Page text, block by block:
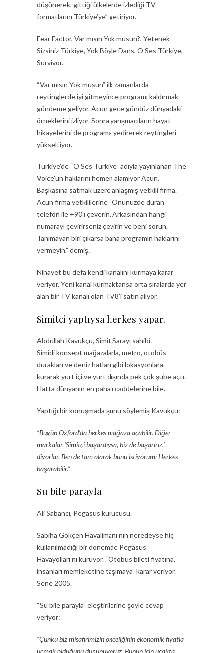
düşünerek, gittiği ülkelerde izlediği TV
formatlarını Türkiye’ye” getiriyor.
Fear Factor, Var mısın Yok musun?, Yetenek
Sizsiniz Türkiye, Yok Böyle Dans, O Ses Türkiye,
Survivor.
“Var mısın Yok musun” ilk zamanlarda
reytinglerde iyi gitmeyince programı kaldırmak
gündeme geliyor. Acun gece gündüz dünyadaki
örneklerini izliyor. Sonra yarışmacıların hayat
hikayelerini de programa yedirerek reytingleri
yükseltiyor.
Türkiye’de “O Ses Türkiye” adıyla yayınlanan The
Voice’un haklarını hemen alamıyor Acun.
Başkasına satmak üzere anlaşmış yetkili firma.
Acun firma yetkililerine “Önünüzde duran
telefon ile +90’ı çeverin. Arkasından hangi
numarayı çevirirseniz çevirin ve beni sorun.
Tanımayan biri çıkarsa bana programın haklarını
vermeyin.” demiş.
Nihayet bu defa kendi kanalını kurmaya karar
veriyor. Yeni kanal kurmaktansa orta sıralarda yer
alan bir TV kanalı olan TV8’i satın alıyor.
Simitçi yaptıysa herkes yapar.
Abdullah Kavukçu, Simit Sarayı sahibi.
Simidi konsept mağazalarla, metro, otobüs
durakları ve deniz hatları gibi lokasyonlara
kurarak yurt içi ve yurt dışında pek çok şube açtı.
Hatta dünyanın en pahalı caddelerine bile.
Yaptığı bir konuşmada şunu söylemiş Kavukçu:
“Bugün Oxford’da herkes mağaza açabilir. Diğer
markalar ‘Simitçi başardıysa, biz de başarırız.’
diyorlar. Ben de tam olarak bunu istiyorum: Herkes
başarabilir.”
Su bile parayla
Ali Sabancı, Pegasus kurucusu.
Sabiha Gökçen Havalimanı’nın neredeyse hiç
kullanılmadığı bir dönemde Pegasus
Havayolları’nı kuruyor. “Otobüs bileti fiyatına,
insanları memleketine taşımaya” karar veriyor.
Sene 2005.
“Su bile parayla” eleştirilerine şöyle cevap
veriyor:
“Çünkü biz misafirimizin önceliğinin ekonomik fiyatla
uçmak olduğunu düşünüyoruz. Bunun için uçakta